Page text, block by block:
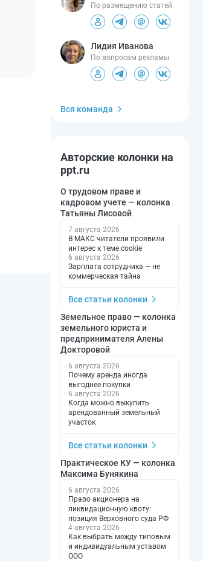
По размещению статей
Лидия Иванова
По вопросам рекламы
Вся команда
Авторские колонки на
ppt.ru
О трудовом праве и
кадровом учете — колонка
Татьяны Лисовой
7 августа 2026
В МАКС читатели проявили
интерес к теме cookie
6 августа 2026
Зарплата сотрудника — не
коммерческая тайна
Все статьи колонки
Земельное право — колонка
земельного юриста и
предпринимателя Алены
Докторовой
6 августа 2026
Почему аренда иногда
выгоднее покупки
6 августа 2026
Когда можно выкупить
арендованный земельный
участок
Все статьи колонки
Практическое КУ — колонка
Максима Бунякина
6 августа 2026
Право акционера на
ликвидационную квоту:
позиция Верховного суда РФ
4 августа 2026
Как выбрать между типовым
и индивидуальным уставом
ООО